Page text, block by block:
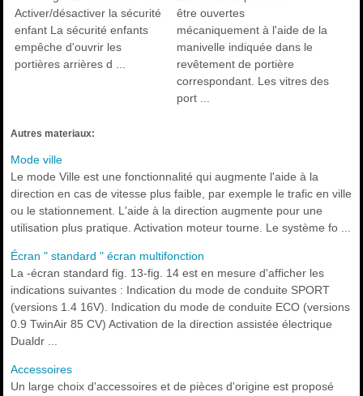
Activer/désactiver la sécurité
enfant La sécurité enfants
empêche d'ouvrir les
portières arrières d ...
être ouvertes
mécaniquement à l'aide de la
manivelle indiquée dans le
revêtement de portière
correspondant. Les vitres des
port ...
Autres materiaux:
Mode ville
Le mode Ville est une fonctionnalité qui augmente l'aide à la
direction en cas de vitesse plus faible, par exemple le trafic en ville
ou le stationnement. L'aide à la direction augmente pour une
utilisation plus pratique. Activation moteur tourne. Le système fo ...
Écran " standard " écran multifonction
La -écran standard fig. 13-fig. 14 est en mesure d'afficher les
indications suivantes : Indication du mode de conduite SPORT
(versions 1.4 16V). Indication du mode de conduite ECO (versions
0.9 TwinAir 85 CV) Activation de la direction assistée électrique
Dualdr ...
Accessoires
Un large choix d'accessoires et de pièces d'origine est proposé